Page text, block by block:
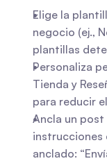
Elige la
negocio (ej.,
plantillas
Personaliza
Tienda y
para reducir
Ancla un
instrucciones
anclado: